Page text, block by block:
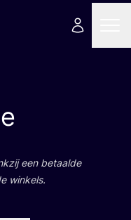
een betaal­de
winkels.